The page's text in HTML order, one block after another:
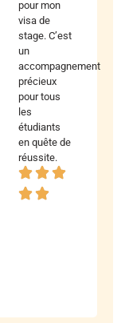
pour mon
visa de
stage. C’est
un
accompagnement
précieux
pour tous
les
étudiants
en quête de
réussite.